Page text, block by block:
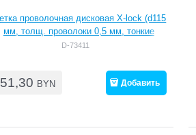
проволочная дисковая X-lock (d115
мм, толщ. проволоки 0,5 мм, тонкие
пучки )
D-73411
51,30 BYN Добавить